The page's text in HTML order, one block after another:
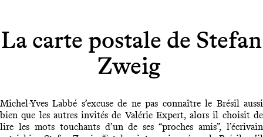
La carte postale de Stefan
Zweig
Michel-Yves Labbé s’excuse de ne pas connaître le Brésil aussi
bien que les autres invités de Valérie Expert, alors il choisit de
lire les mots touchants d’un de ses “proches amis”, l’écrivain